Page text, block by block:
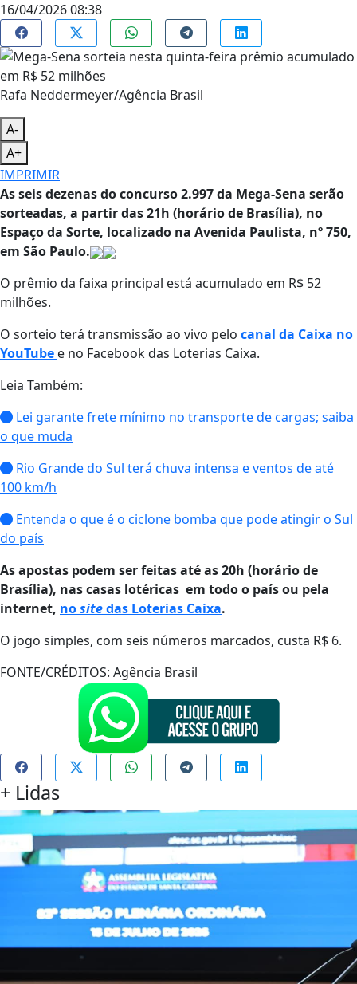
16/04/2026 08:38
Rafa Neddermeyer/Agência Brasil
A-
A+
IMPRIMIR
As seis dezenas do concurso 2.997 da Mega-Sena serão
sorteadas, a partir das 21h (horário de Brasília), no
Espaço da Sorte, localizado na Avenida Paulista, nº 750,
em São Paulo.
O prêmio da faixa principal está acumulado em R$ 52
milhões.
O sorteio terá transmissão ao vivo pelo canal da Caixa no
YouTube e no Facebook das Loterias Caixa.
Leia Também:
Lei garante frete mínimo no transporte de cargas; saiba
o que muda
Rio Grande do Sul terá chuva intensa e ventos de até
100 km/h
Entenda o que é o ciclone bomba que pode atingir o Sul
do país
As apostas podem ser feitas até as 20h (horário de
Brasília), nas casas lotéricas em todo o país ou pela
internet, nositedas Loterias Caixa.
O jogo simples, com seis números marcados, custa R$ 6.
FONTE/CRÉDITOS: Agência Brasil
+ Lidas